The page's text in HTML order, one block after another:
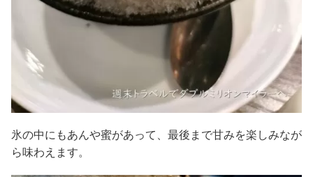
氷の中にもあんや蜜があって、最後まで甘みを楽しみなが
ら味わえます。